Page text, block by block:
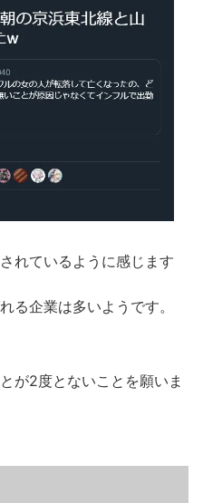
れているように感じます
る企業は多いようです。
が2度とないことを願いま